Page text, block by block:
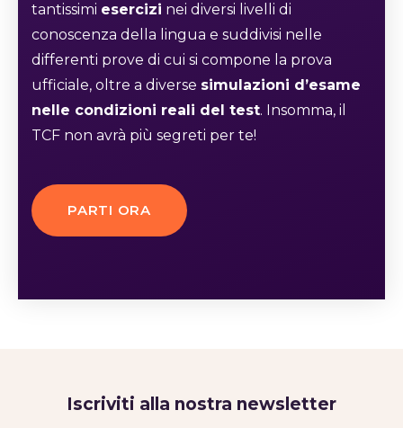
tantissimi esercizi nei diversi livelli di
conoscenza della lingua e suddivisi nelle
differenti prove di cui si compone la prova
ufficiale, oltre a diverse simulazioni d’esame
nelle condizioni reali del test. Insomma, il
TCF non avrà più segreti per te!
PARTI ORA
Iscriviti alla nostra newsletter